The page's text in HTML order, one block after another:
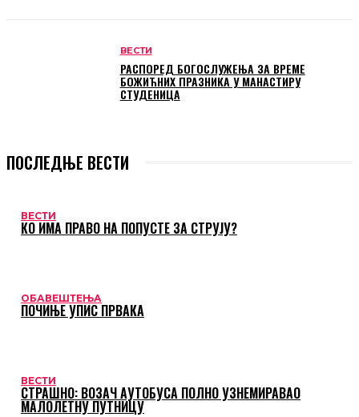
ВЕСТИ
РАСПОРЕД БОГОСЛУЖЕЊА ЗА ВРЕМЕ
БОЖИЋНИХ ПРАЗНИКА У МАНАСТИРУ
СТУДЕНИЦА
ПОСЛЕДЊЕ ВЕСТИ
ВЕСТИ
КО ИМА ПРАВО НА ПОПУСТЕ ЗА СТРУЈУ?
ОБАВЕШТЕЊА
ПОЧИЊЕ УПИС ПРВАКА
ВЕСТИ
СТРАШНО: ВОЗАЧ АУТОБУСА ПОЛНО УЗНЕМИРАВАО
МАЛОЛЕТНУ ПУТНИЦУ